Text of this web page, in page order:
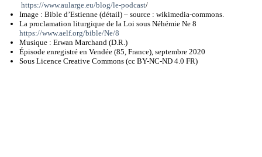
https://www.aularge.eu/blog/le-podcast/
Image : Bible d’Estienne (détail) – source : wikimedia-commons.
La proclamation liturgique de la Loi sous Néhémie Ne 8
https://www.aelf.org/bible/Ne/8
Musique : Erwan Marchand (D.R.)
Épisode enregistré en Vendée (85, France), septembre 2020
Sous Licence Creative Commons (cc BY-NC-ND 4.0 FR)